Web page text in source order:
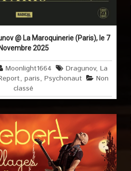
@ La Maroquinerie (Paris), le 7
Novembre 2025
Moonlight1664 Dragunov, La
, paris, Psychonaut
Non
classé